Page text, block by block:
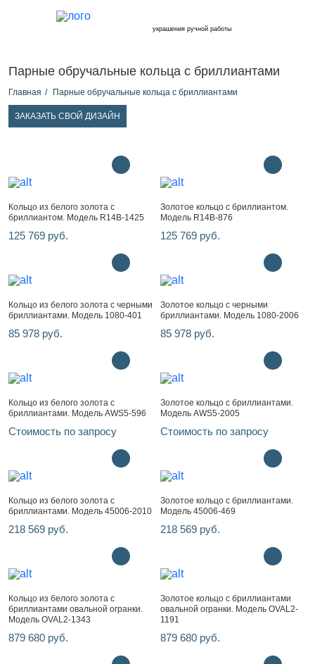
украшения ручной работы
Парные обручальные кольца с бриллиантами
Главная Парные обручальные кольца с бриллиантами
ЗАКАЗАТЬ СВОЙ ДИЗАЙН
Кольцо из белого золота с
бриллиантом. Модель R14B-1425
125 769 руб.
Золотое кольцо с бриллиантом.
Модель R14B-876
125 769 руб.
Кольцо из белого золота с черными
бриллиантами. Модель 1080-401
85 978 руб.
Золотое кольцо с черными
бриллиантами. Модель 1080-2006
85 978 руб.
Кольцо из белого золота с
бриллиантами. Модель AWS5-596
Стоимость по запросу
Золотое кольцо с бриллиантами.
Модель AWS5-2005
Стоимость по запросу
Кольцо из белого золота с
бриллиантами. Модель 45006-2010
218 569 руб.
Золотое кольцо с бриллиантами.
Модель 45006-469
218 569 руб.
Кольцо из белого золота с
бриллиантами овальной огранки.
Модель OVAL2-1343
879 680 руб.
Золотое кольцо с бриллиантами
овальной огранки. Модель OVAL2-
1191
879 680 руб.